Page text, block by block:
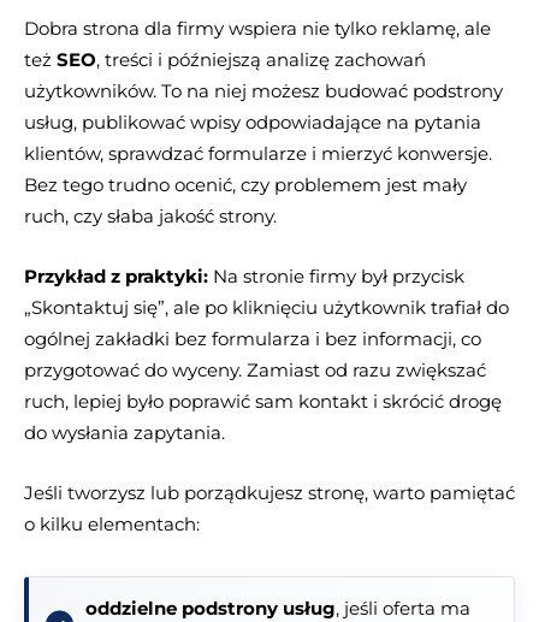
Dobra strona dla firmy wspiera nie tylko reklamę, ale
też SEO, treści i późniejszą analizę zachowań
użytkowników. To na niej możesz budować podstrony
usług, publikować wpisy odpowiadające na pytania
klientów, sprawdzać formularze i mierzyć konwersje.
Bez tego trudno ocenić, czy problemem jest mały
ruch, czy słaba jakość strony.
Przykład z praktyki: Na stronie firmy był przycisk
„Skontaktuj się”, ale po kliknięciu użytkownik trafiał do
ogólnej zakładki bez formularza i bez informacji, co
przygotować do wyceny. Zamiast od razu zwiększać
ruch, lepiej było poprawić sam kontakt i skrócić drogę
do wysłania zapytania.
Jeśli tworzysz lub porządkujesz stronę, warto pamiętać
o kilku elementach:
oddzielne podstrony usług, jeśli oferta ma